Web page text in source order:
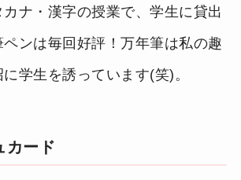
ナ・漢字の授業で、学生に貸出
ペンは毎回好評！万年筆は私の趣
学生を誘っています(笑)。
ード